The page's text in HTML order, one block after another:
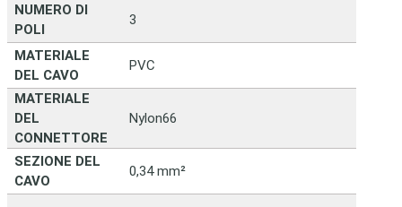
NUMERO DI
POLI
3
MATERIALE
DEL CAVO
PVC
MATERIALE
DEL
CONNETTORE
Nylon66
SEZIONE DEL
CAVO
0,34 mm²